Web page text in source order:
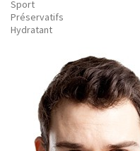
Sport
Préservatifs
Hydratant